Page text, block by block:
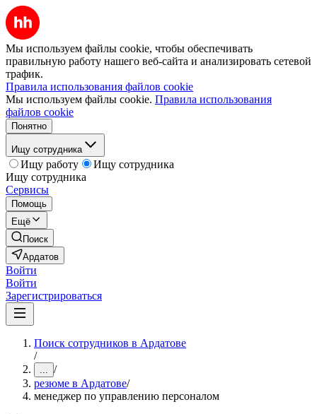
Мы используем файлы cookie, чтобы обеспечивать
правильную работу нашего веб-сайта и анализировать сетевой
трафик.
Правила использования файлов cookie
Мы используем файлы cookie. Правила использования
файлов cookie
Понятно
Ищу сотрудника
Ищу работу
Ищу сотрудника
Ищу сотрудника
Сервисы
Помощь
Ещё
Поиск
Ардатов
Войти
Войти
Зарегистрироваться
Поиск сотрудников в Ардатове
/
... /
резюме в Ардатове/
менеджер по управлению персоналом